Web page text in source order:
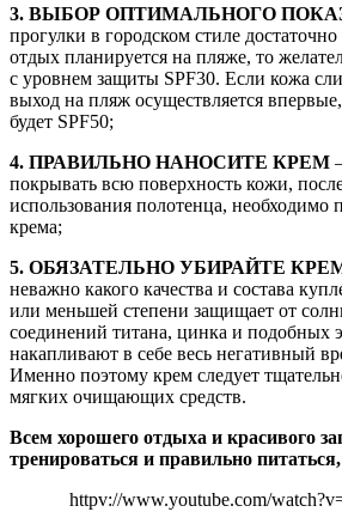
3. ВЫБОР ОПТИМАЛЬНОГО
прогулки в городском стиле
отдых планируется на пляже, то
с уровнем защиты SPF30. Если кожа
выход на пляж осуществляется
будет SPF50;
4. ПРАВИЛЬНО НАНОСИТЕ КРЕМ
покрывать всю поверхность кожи,
использования полотенца, необходимо
крема;
5. ОБЯЗАТЕЛЬНО УБИРАЙТЕ
неважно какого качества и состава
или меньшей степени защищает от
соединений титана, цинка и подобных
накапливают в себе весь негативный
Именно поэтому крем следует
мягких очищающих средств.
Всем хорошего отдыха и красивого
тренироваться и правильно
httpv://www.youtube.com/